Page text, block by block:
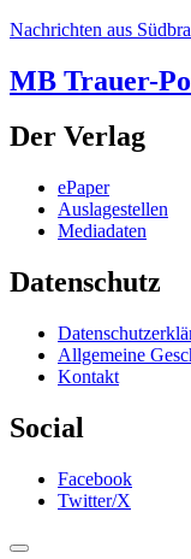
Nachrichten aus
MB Trauer-
Der Verlag
ePaper
Auslagestellen
Mediadaten
Datenschutz
Allgemeine
Kontakt
Social
Facebook
Twitter/X